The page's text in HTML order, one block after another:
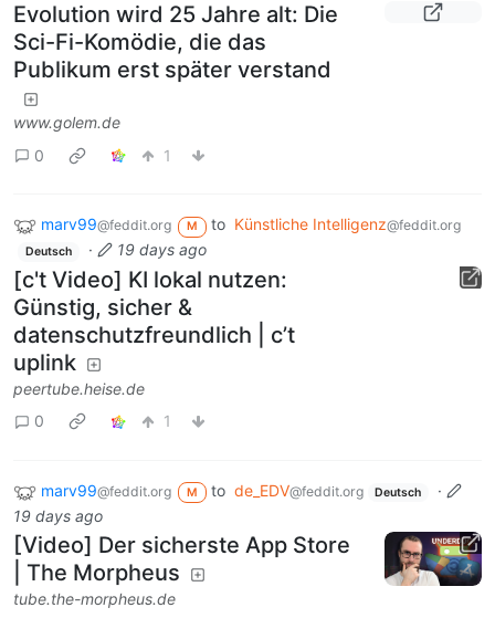
Evolution wird 25 Jahre alt: Die
Sci-Fi-Komödie, die das
Publikum erst später verstand
www.golem.de
0
1
marv99@feddit.org M to Künstliche Intelligenz@feddit.org
Deutsch · 19 days ago
[c't Video] KI lokal nutzen:
Günstig, sicher &
datenschutzfreundlich | c’t
uplink
peertube.heise.de
0
1
marv99@feddit.org M to de_EDV@feddit.org Deutsch
·
19 days ago
[Video] Der sicherste App Store
| The Morpheus
tube.the-morpheus.de